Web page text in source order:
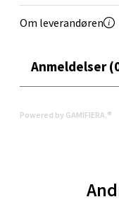
Om leverandøren
Anmeldelser
Powered by GAMIFIERA.®
Sandvika
Brodtkorbsgate